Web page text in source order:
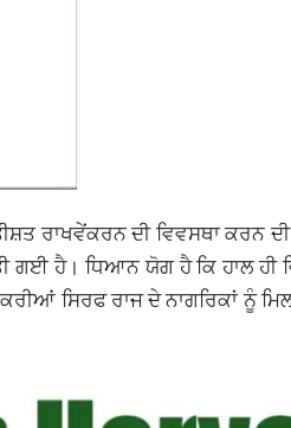
ਰਾਖਵੇਂਕਰਨ ਦੀ ਵਿਵਸਥਾ ਕਰਨ
ਗਈ ਹੈ। ਧਿਆਨ ਯੋਗ ਹੈ ਕਿ ਹਾਲ ਹੀ
ਸਿਰਫ ਰਾਜ ਦੇ ਨਾਗਰਿਕਾਂ ਨੂੰ